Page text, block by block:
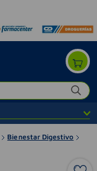
Bienestar Digestivo